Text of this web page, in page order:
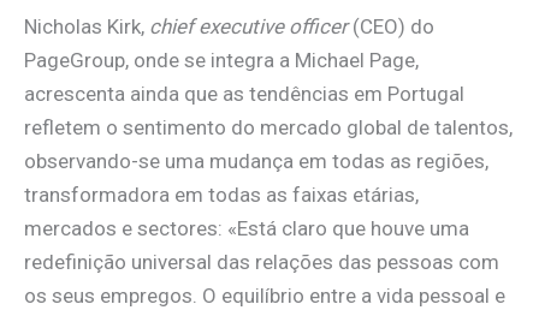
Nicholas Kirk, chief executive officer(CEO) do
PageGroup, onde se integra a Michael Page,
acrescenta ainda que as tendências em Portugal
refletem o sentimento do mercado global de talentos,
observando-se uma mudança em todas as regiões,
transformadora em todas as faixas etárias,
mercados e sectores: «Está claro que houve uma
redefinição universal das relações das pessoas com
os seus empregos. O equilíbrio entre a vida pessoal e